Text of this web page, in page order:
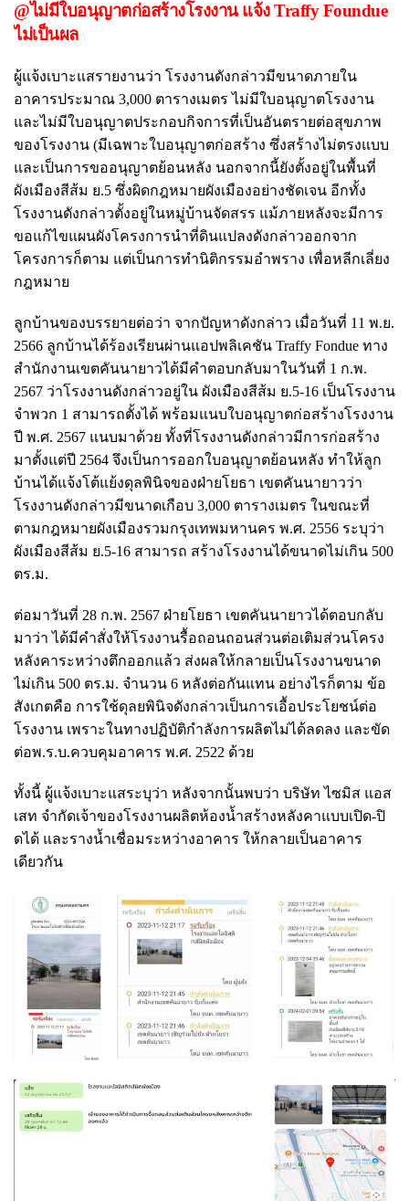
@ไม่มีใบอนุญาตก่อสร้างโรงงาน แจ้ง Traffy Foundue
ไม่เป็นผล
ผู้แจ้งเบาะแสรายงานว่า โรงงานดังกล่าวมีขนาดภายใน
อาคารประมาณ 3,000 ตารางเมตร ไม่มีใบอนุญาตโรงงาน
และไม่มีใบอนุญาตประกอบกิจการที่เป็นอันตรายต่อสุขภาพ
ของโรงงาน (มีเฉพาะใบอนุญาตก่อสร้าง ซึ่งสร้างไม่ตรงแบบ
และเป็นการขออนุญาตย้อนหลัง นอกจากนี้ยังตั้งอยู่ในพื้นที่
ผังเมืองสีส้ม ย.5 ซึ่งผิดกฎหมายผังเมืองอย่างชัดเจน อีกทั้ง
โรงงานดังกล่าวตั้งอยู่ในหมู่บ้านจัดสรร แม้ภายหลังจะมีการ
ขอแก้ไขแผนผังโครงการนำที่ดินแปลงดังกล่าวออกจาก
โครงการก็ตาม แต่เป็นการทำนิติกรรมอำพราง เพื่อหลีกเลี่ยง
กฎหมาย
ลูกบ้านของบรรยายต่อว่า จากปัญหาดังกล่าว เมื่อวันที่ 11 พ.ย.
2566 ลูกบ้านได้ร้องเรียนผ่านแอปพลิเคชัน Traffy Fondue ทาง
สำนักงานเขตคันนายาวได้มีคำตอบกลับมาในวันที่ 1 ก.พ.
2567 ว่าโรงงานดังกล่าวอยู่ใน ผังเมืองสีส้ม ย.5-16 เป็นโรงงาน
จำพวก 1 สามารถตั้งได้ พร้อมแนบใบอนุญาตก่อสร้างโรงงาน
ปี พ.ศ. 2567 แนบมาด้วย ทั้งที่โรงงานดังกล่าวมีการก่อสร้าง
มาตั้งแต่ปี 2564 จึงเป็นการออกใบอนุญาตย้อนหลัง ทำให้ลูก
บ้านได้แจ้งโต้แย้งดุลพินิจของฝ่ายโยธา เขตคันนายาวว่า
โรงงานดังกล่าวมีขนาดเกือบ 3,000 ตารางเมตร ในขณะที่
ตามกฎหมายผังเมืองรวมกรุงเทพมหานคร พ.ศ. 2556 ระบุว่า
ผังเมืองสีส้ม ย.5-16 สามารถ สร้างโรงงานได้ขนาดไม่เกิน 500
ตร.ม.
ต่อมาวันที่ 28 ก.พ. 2567 ฝ่ายโยธา เขตคันนายาวได้ตอบกลับ
มาว่า ได้มีคำสั่งให้โรงงานรื้อถอนถอนส่วนต่อเติมส่วนโครง
หลังคาระหว่างตึกออกแล้ว ส่งผลให้กลายเป็นโรงงานขนาด
ไม่เกิน 500 ตร.ม. จำนวน 6 หลังต่อกันแทน อย่างไรก็ตาม ข้อ
สังเกตคือ การใช้ดุลยพินิจดังกล่าวเป็นการเอื้อประโยชน์ต่อ
โรงงาน เพราะในทางปฏิบัติกำลังการผลิตไม่ได้ลดลง และขัด
ต่อพ.ร.บ.ควบคุมอาคาร พ.ศ. 2522 ด้วย
ทั้งนี้ ผู้แจ้งเบาะแสระบุว่า หลังจากนั้นพบว่า บริษัท ไซมิส แอส
เสท จำกัดเจ้าของโรงงานผลิตห้องน้ำสร้างหลังคาแบบเปิด-ปิ
ดได้ และรางน้ำเชื่อมระหว่างอาคาร ให้กลายเป็นอาคาร
เดียวกัน